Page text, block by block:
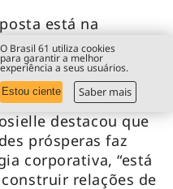
está na
e
há como operar
estruturantes
positivo para a
destacou que
prósperas faz
corporativa, “está
relações de
O Brasil 61 utiliza cookies
para garantir a melhor
experiência a seus usuários.
Estou ciente Saber mais